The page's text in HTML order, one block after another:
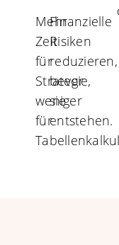
Mehr
Zeit
für
Strategie,
weniger
für
Finanzielle
Risiken
reduzieren,
bevor
sie
entstehen.